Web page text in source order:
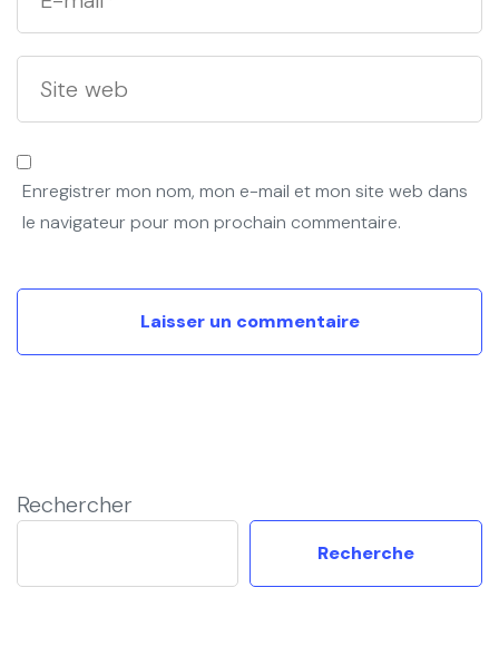
Enregistrer mon nom, mon e-mail et mon site web dans
le navigateur pour mon prochain commentaire.
Rechercher
Recherche